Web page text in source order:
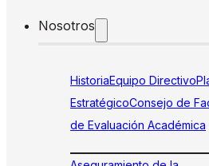
Nosotros
HistoriaEquipo Directivo
EstratégicoConsejo de
de Evaluación Académica